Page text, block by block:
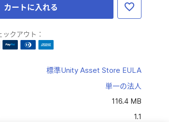
カートに入れる
クアウト：
標準Unity Asset Store EULA
単一の法人
116.4 MB
1.1